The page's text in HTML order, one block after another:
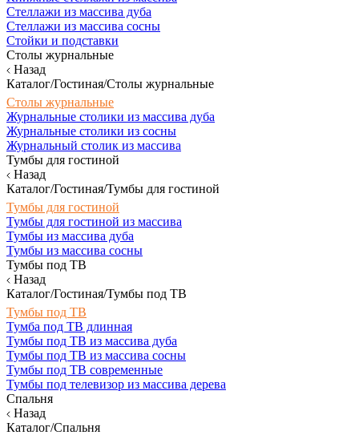
Стеллажи из массива дуба
Стеллажи из массива сосны
Стойки и подставки
Столы журнальные
Назад
Каталог/Гостиная/Столы журнальные
Столы журнальные
Журнальные столики из массива дуба
Журнальные столики из сосны
Журнальный столик из массива
Тумбы для гостиной
Назад
Каталог/Гостиная/Тумбы для гостиной
Тумбы для гостиной
Тумбы для гостиной из массива
Тумбы из массива дуба
Тумбы из массива сосны
Тумбы под ТВ
Назад
Каталог/Гостиная/Тумбы под ТВ
Тумбы под ТВ
Тумба под ТВ длинная
Тумбы под ТВ из массива дуба
Тумбы под ТВ из массива сосны
Тумбы под ТВ современные
Тумбы под телевизор из массива дерева
Спальня
Назад
Каталог/Спальня